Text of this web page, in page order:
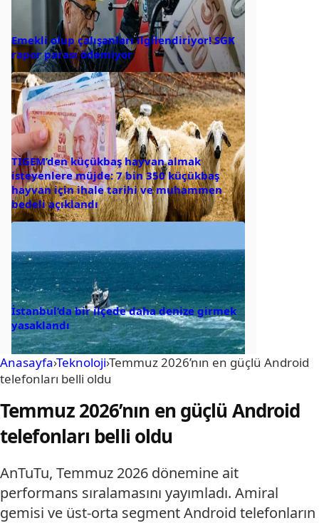
Emekli olup çalışanları ilgilendiriyor! SGK
rapor parası ödemiyor
TİGEM’den küçükbaş hayvan almak
isteyenlere müjde: 7 bin 350 küçükbaş
hayvan için ihale tarihi ve muhammen
bedeli açıklandı
İstanbul’da bir ilçede daha denize girmek
yasaklandı
Anasayfa›Teknoloji›Temmuz 2026’nın en güçlü Android
telefonları belli oldu
Temmuz 2026’nın en güçlü Android
telefonları belli oldu
AnTuTu, Temmuz 2026 dönemine ait
performans sıralamasını yayımladı. Amiral
gemisi ve üst-orta segment Android telefonların